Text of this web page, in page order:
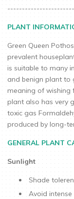
PLANT
Green Queen
prevalent
is suitable to many
and benign plant to
meaning of wishing
plant also has very
toxic gas
produced by long-
GENERAL PLANT
Sunlight
Shade
Avoid intense